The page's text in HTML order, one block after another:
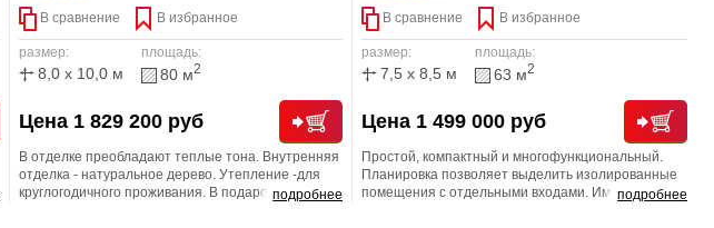
В сравнение В избранное
размер:
8,0 x 10,0 м
площадь:
80 м2
Цена 1 829 200 руб
подробнее
В отделке преобладают теплые тона. Внутренняя
отделка - натуральное дерево. Утепление -для
круглогодичного проживания. В подарок
В сравнение В избранное
размер:
7,5 x 8,5 м
площадь:
63 м2
Цена 1 499 000 руб
подробнее
Простой, компактный и многофункциональный.
Планировка позволяет выделить изолированные
помещения с отдельными входами. Имеется